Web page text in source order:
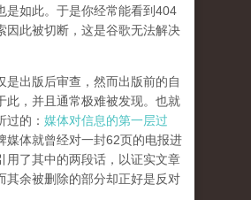
是如此。于是你经常能看到404
因此被切断，这是谷歌无法解决
是出版后审查，然而出版前的自
此，并且通常极难被发现。 也就
过的： 媒体对信息的第一层过
媒体就曾经对一封62页的电报进
用了其中的两段话，以证实文章
其余被删除的部分却正好是反对